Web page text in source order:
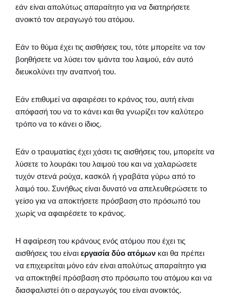
εάν είναι απολύτως απαραίτητο για να διατηρήσετε
ανοικτό τον αεραγωγό του ατόμου.
Εάν το θύμα έχει τις αισθήσεις του, τότε μπορείτε να τον
βοηθήσετε να λύσει τον ιμάντα του λαιμού, εάν αυτό
διευκολύνει την αναπνοή του.
Εάν επιθυμεί να αφαιρέσει το κράνος του, αυτή είναι
απόφασή του να το κάνει και θα γνωρίζει τον καλύτερο
τρόπο να το κάνει ο ίδιος.
Εάν ο τραυματίας έχει χάσει τις αισθήσεις του, μπορείτε να
λύσετε το λουράκι του λαιμού του και να χαλαρώσετε
τυχόν στενά ρούχα, κασκόλ ή γραβάτα γύρω από το
λαιμό του. Συνήθως είναι δυνατό να απελευθερώσετε το
γείσο για να αποκτήσετε πρόσβαση στο πρόσωπό του
χωρίς να αφαιρέσετε το κράνος.
Η αφαίρεση του κράνους ενός ατόμου που έχει τις
αισθήσεις του είναι εργασία δύο ατόμων και θα πρέπει
να επιχειρείται μόνο εάν είναι απολύτως απαραίτητο για
να αποκτηθεί πρόσβαση στο πρόσωπο του ατόμου και να
διασφαλιστεί ότι ο αεραγωγός του είναι ανοικτός.